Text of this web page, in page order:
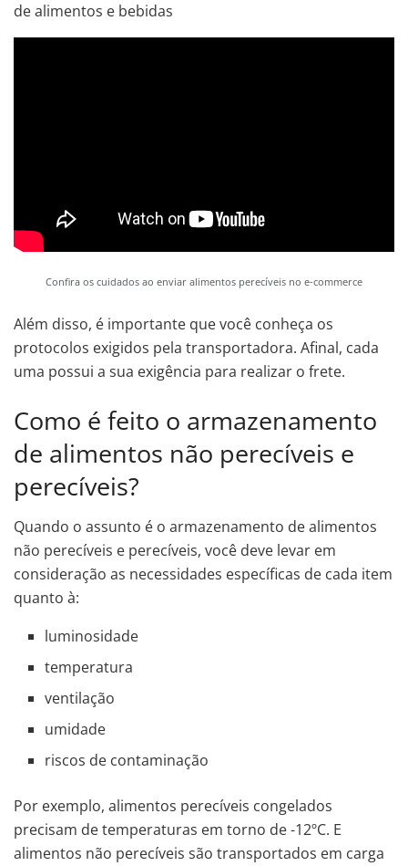
de alimentos e bebidas
Confira os cuidados ao enviar alimentos perecíveis no e-commerce
Além disso, é importante que você conheça os
protocolos exigidos pela transportadora. Afinal, cada
uma possui a sua exigência para realizar o frete.
Como é feito o armazenamento
de alimentos não perecíveis e
perecíveis?
Quando o assunto é o armazenamento de alimentos
não perecíveis e perecíveis, você deve levar em
consideração as necessidades específicas de cada item
quanto à:
luminosidade
temperatura
ventilação
umidade
riscos de contaminação
Por exemplo, alimentos perecíveis congelados
precisam de temperaturas em torno de -12ºC. E
alimentos não perecíveis são transportados em carga